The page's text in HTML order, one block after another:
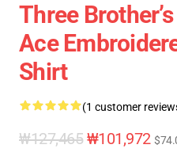
Three
Ace
Shirt
(1 customer
₩127,465 ₩101,972